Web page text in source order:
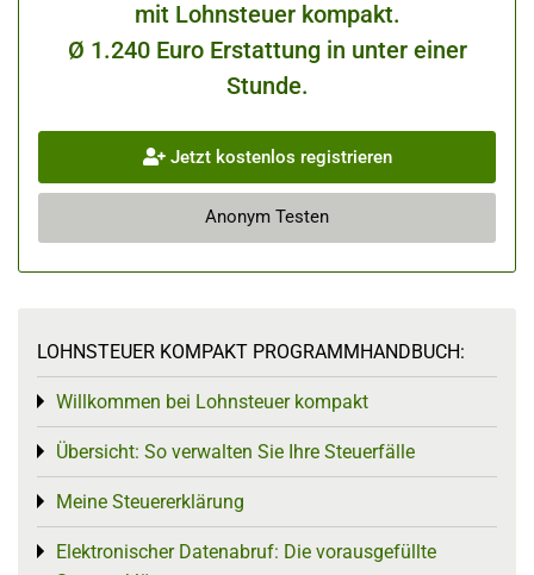
mit Lohnsteuer kompakt.
Ø 1.240 Euro Erstattung in unter einer
Stunde.
Jetzt kostenlos registrieren
Anonym Testen
LOHNSTEUER KOMPAKT PROGRAMMHANDBUCH:
Willkommen bei Lohnsteuer kompakt
Toggle menu
Übersicht: So verwalten Sie Ihre Steuerfälle
Toggle menu
Meine Steuererklärung
Toggle menu
Elektronischer Datenabruf: Die vorausgefüllte
Toggle menu